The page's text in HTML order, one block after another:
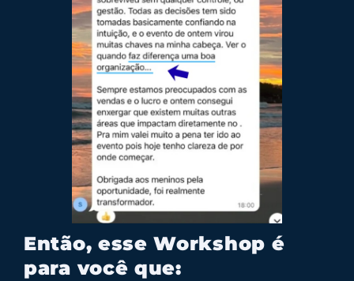
Então, esse Workshop é
para você que: